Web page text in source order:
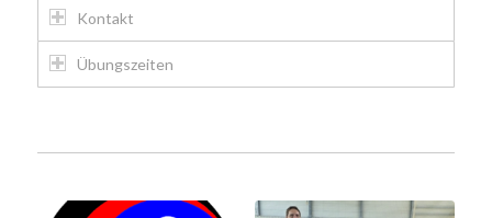
Kontakt
Übungszeiten